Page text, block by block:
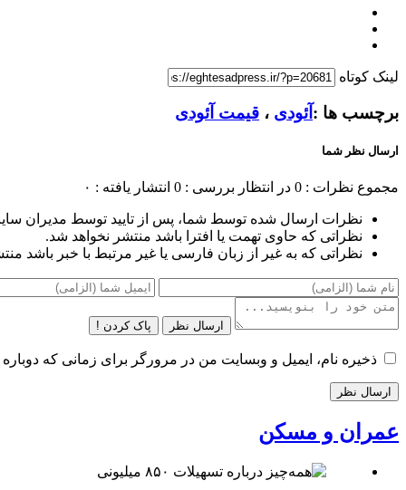
لینک کوتاه
برچسب ها : آئودی ، قیمت آئودی
ارسال نظر شما
مجموع نظرات : 0 در انتظار بررسی : 0 انتشار یافته : ۰
نظرات ارسال شده توسط شما، پس از تایید توسط مدیران
نظراتی که حاوی تهمت یا افترا باشد منتشر نخواهد شد.
نظراتی که به غیر از زبان فارسی یا غیر مرتبط با خبر باشد
ارسال نظر پاک کردن !
ذخیره نام، ایمیل و وبسایت من در مرورگر برای زمانی که
عمران و مسکن